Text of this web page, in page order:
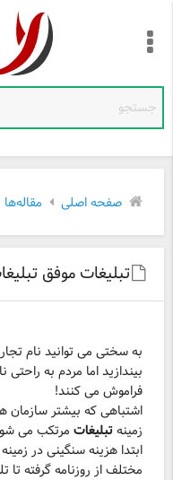
صفحه اصلی مقاله‌ها
تبلیغات موفق
به سختی می توانید نام
بیندازید اما مردم به راحتی
فراموش می کنند!
اشتباهی که بیشتر سازمان
زمینهتبلیغات مرتکب می
ابتدا هزینه سنگینی در
مختلف از روزنامه گرفته تا